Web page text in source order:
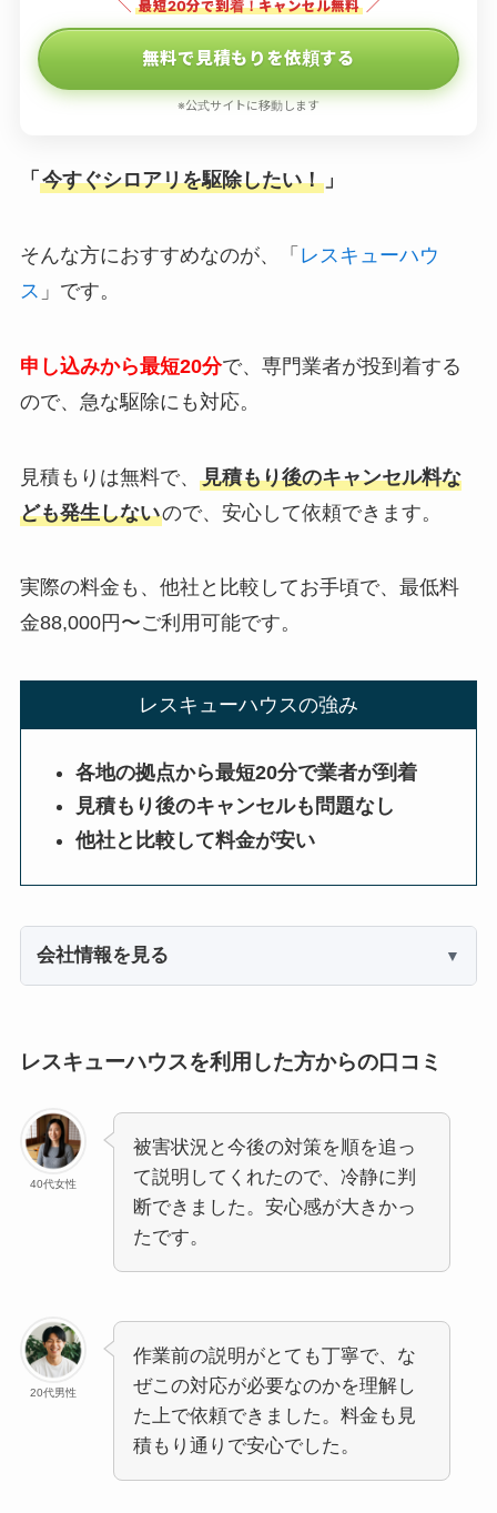
＼ 最短20分で到着！キャンセル無料 ／
無料で見積もりを依頼する
※公式サイトに移動します
「 今すぐシロアリを駆除したい！」
そんな方におすすめなのが、「 レスキューハウ
ス 」です。
申し込みから最短20分で、専門業者が投到着する
ので、急な駆除にも対応。
見積もりは無料で、 見積もり後のキャンセル料な
ども発生しないので、安心して依頼できます。
実際の料金も、他社と比較してお手頃で、最低料
金88,000円〜ご利用可能です。
レスキューハウスの強み
各地の拠点から最短20分で業者が到着
見積もり後のキャンセルも問題なし
他社と比較して料金が安い
会社情報を見る
レスキューハウスを利用した方からの口コミ
40代女性
被害状況と今後の対策を順を追っ
て説明してくれたので、冷静に判
断できました。安心感が大きかっ
たです。
20代男性
作業前の説明がとても丁寧で、な
ぜこの対応が必要なのかを理解し
た上で依頼できました。料金も見
積もり通りで安心でした。